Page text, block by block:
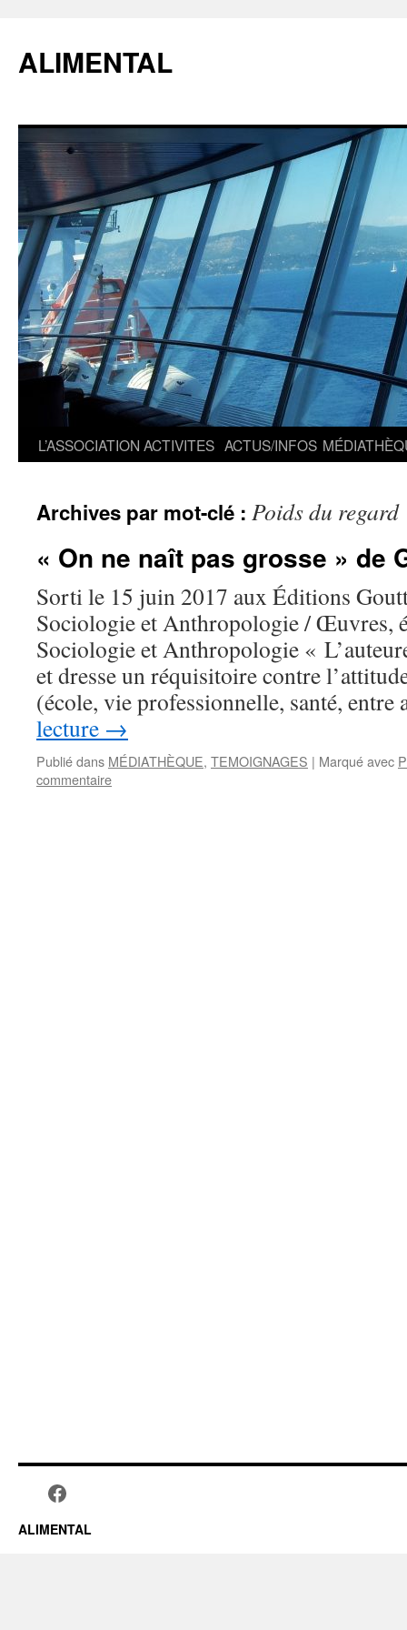
ALIMENTAL
L’ASSOCIATION ACTIVITES ACTUS/INFOS
Archives par mot-clé : Poids du regard
« On ne naît pas grosse » de
Sorti le 15 juin 2017 aux Éditions
Sociologie et Anthropologie / Œuvres,
Sociologie et Anthropologie «
et dresse un réquisitoire contre
(école, vie professionnelle, santé,
lecture →
Publié dans MÉDIATHÈQUE, TEMOIGNAGES | Marqué avec
commentaire
ALIMENTAL